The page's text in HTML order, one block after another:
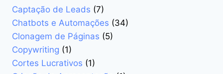
Captação de Leads (7)
Chatbots e Automações (34)
Clonagem de Páginas (5)
Copywriting (1)
Cortes Lucrativos (1)